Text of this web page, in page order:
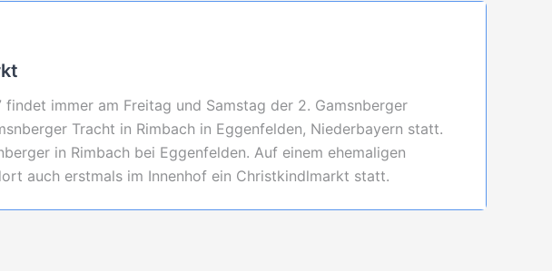
immer am Freitag und Samstag der 2. Gamsnberger
Tracht in Rimbach in Eggenfelden, Niederbayern statt.
in Rimbach bei Eggenfelden. Auf einem ehemaligen
auch erstmals im Innenhof ein Christkindlmarkt statt.